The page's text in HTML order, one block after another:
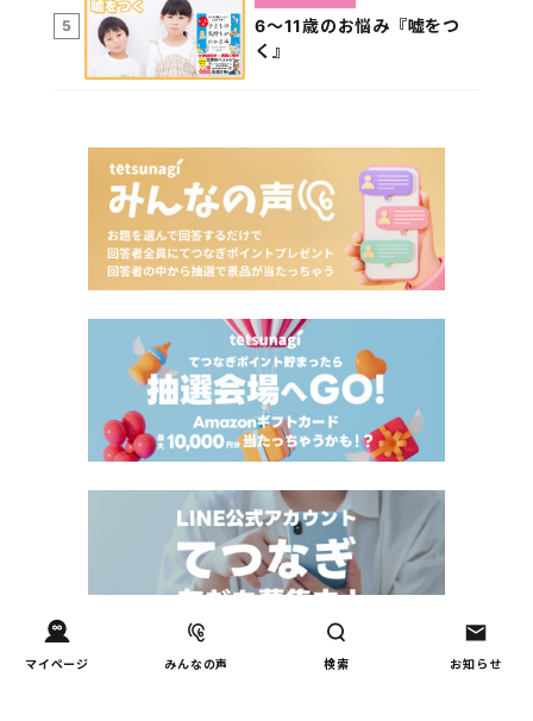
マイページ みんなの声 検索 お知らせ
5
6～11歳のお悩み『嘘をつ
く』
Tweets by tetsunagi_pj